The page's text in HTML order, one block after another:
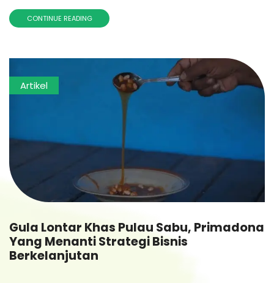
CONTINUE READING
Artikel
Gula Lontar Khas Pulau Sabu, Primadona
Yang Menanti Strategi Bisnis
Berkelanjutan